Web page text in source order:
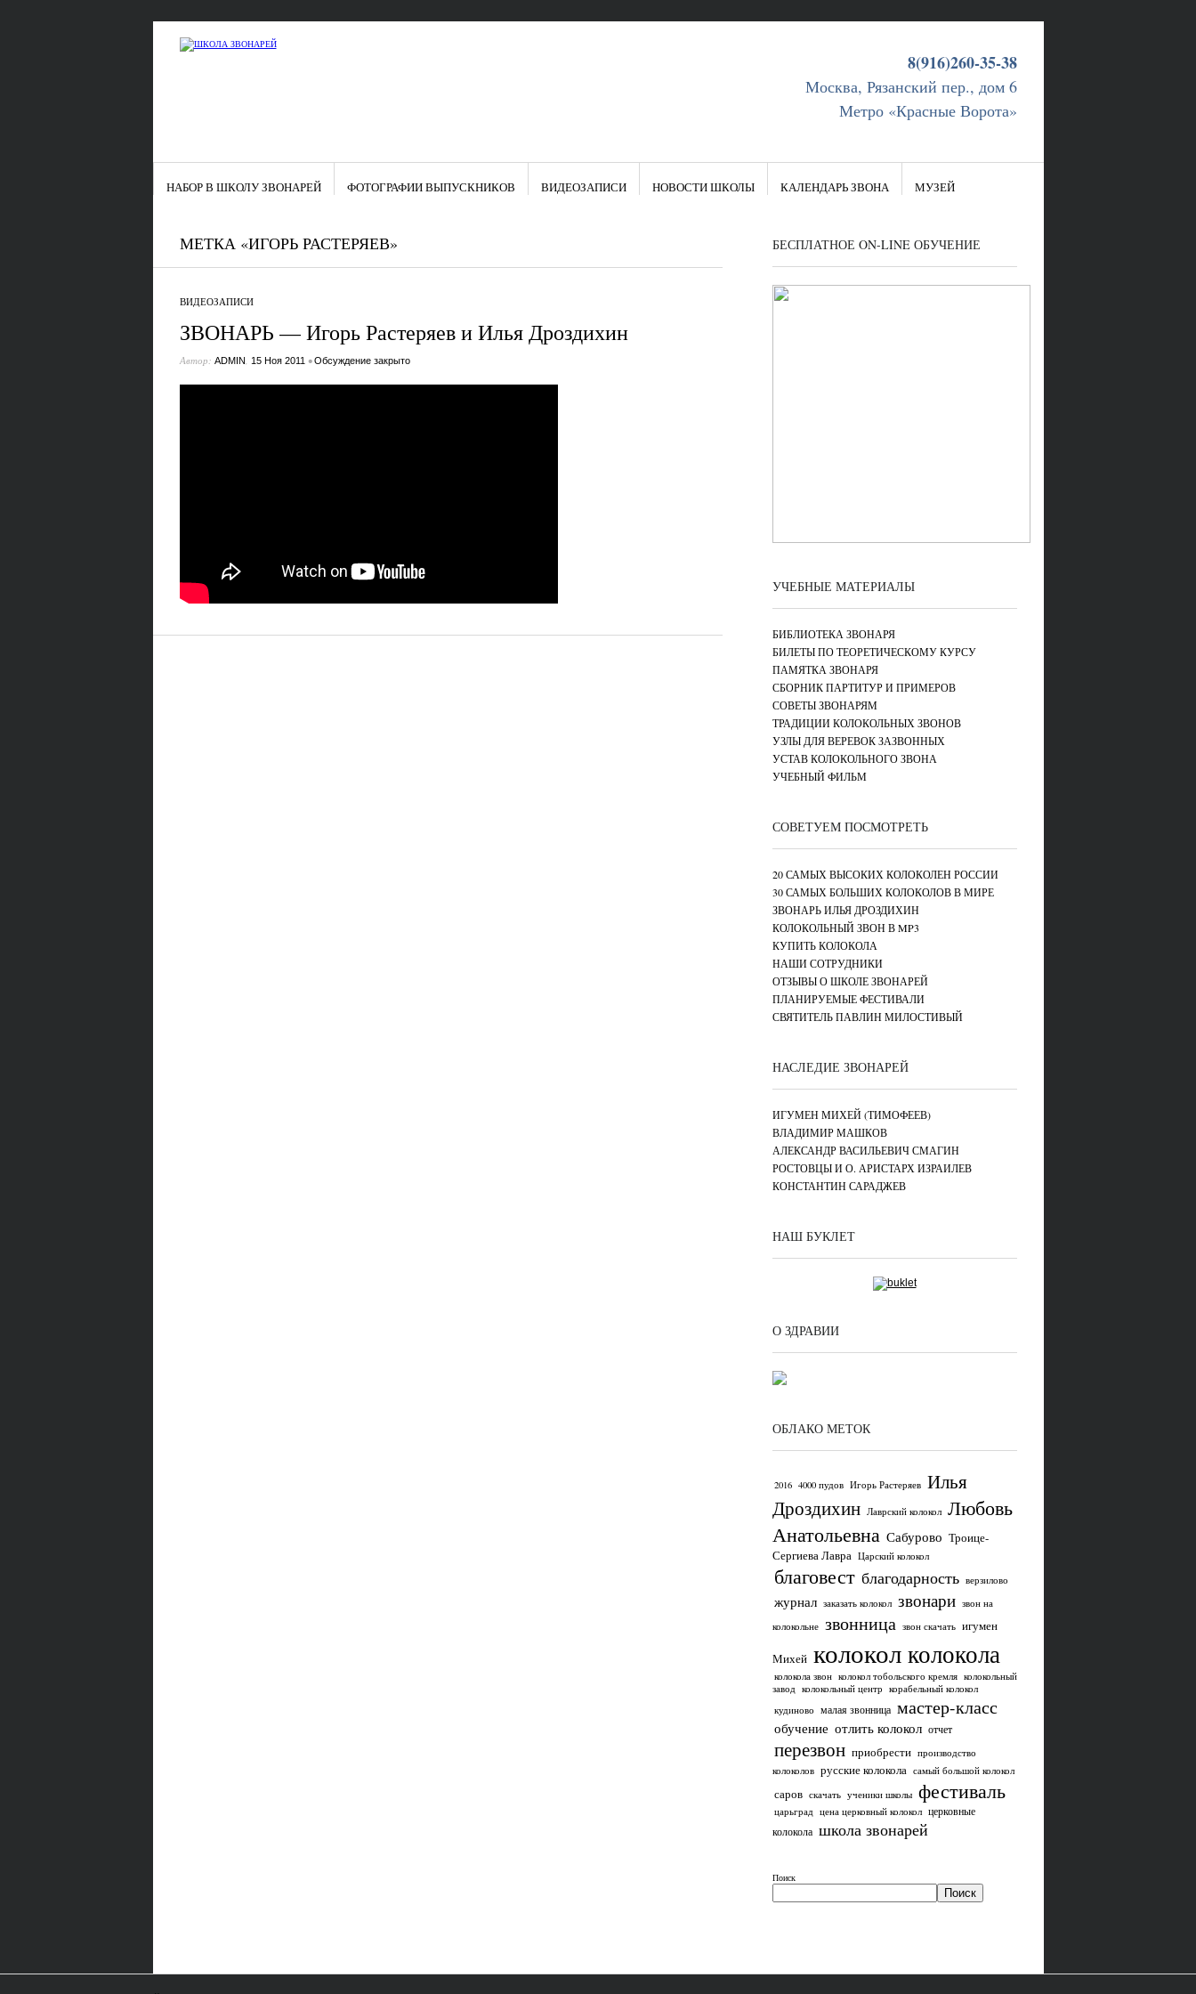
8(916)260-35-38
Москва, Рязанский пер., дом 6
Метро «Красные Ворота»
НАБОР В ШКОЛУ ЗВОНАРЕЙ ФОТОГРАФИИ ВЫПУСКНИКОВ ВИДЕОЗАПИСИ НОВОСТИ ШКОЛЫ КАЛЕНДАРЬ ЗВОНА МУЗЕЙ
МЕТКА «ИГОРЬ РАСТЕРЯЕВ»
ВИДЕОЗАПИСИ
ЗВОНАРЬ — Игорь Растеряев и Илья Дроздихин
Автор: ADMIN, 15 Ноя 2011 •Обсуждение закрыто
БЕСПЛАТНОЕ ON-LINE ОБУЧЕНИЕ
УЧЕБНЫЕ МАТЕРИАЛЫ
БИБЛИОТЕКА ЗВОНАРЯ
БИЛЕТЫ ПО ТЕОРЕТИЧЕСКОМУ КУРСУ
ПАМЯТКА ЗВОНАРЯ
СБОРНИК ПАРТИТУР И ПРИМЕРОВ
СОВЕТЫ ЗВОНАРЯМ
ТРАДИЦИИ КОЛОКОЛЬНЫХ ЗВОНОВ
УЗЛЫ ДЛЯ ВЕРЕВОК ЗАЗВОННЫХ
УСТАВ КОЛОКОЛЬНОГО ЗВОНА
УЧЕБНЫЙ ФИЛЬМ
СОВЕТУЕМ ПОСМОТРЕТЬ
20 САМЫХ ВЫСОКИХ КОЛОКОЛЕН РОССИИ
30 САМЫХ БОЛЬШИХ КОЛОКОЛОВ В МИРЕ
ЗВОНАРЬ ИЛЬЯ ДРОЗДИХИН
КОЛОКОЛЬНЫЙ ЗВОН В MP3
КУПИТЬ КОЛОКОЛА
НАШИ СОТРУДНИКИ
ОТЗЫВЫ О ШКОЛЕ ЗВОНАРЕЙ
ПЛАНИРУЕМЫЕ ФЕСТИВАЛИ
СВЯТИТЕЛЬ ПАВЛИН МИЛОСТИВЫЙ
НАСЛЕДИЕ ЗВОНАРЕЙ
ИГУМЕН МИХЕЙ (ТИМОФЕЕВ)
ВЛАДИМИР МАШКОВ
АЛЕКСАНДР ВАСИЛЬЕВИЧ СМАГИН
РОСТОВЦЫ И О. АРИСТАРХ ИЗРАИЛЕВ
КОНСТАНТИН САРАДЖЕВ
НАШ БУКЛЕТ
О ЗДРАВИИ
ОБЛАКО МЕТОК
2016 4000 пудов Игорь Растеряев Илья
Дроздихин Лаврский колокол Любовь
Анатольевна Сабурово Троице-
Сергиева Лавра Царский колокол
благовест благодарность верзилово
журнал заказать колокол звонари звон на
колокольне звонница звон скачать игумен
Михей колокол колокола
колокола звон колокол тобольского кремля колокольный
завод колокольный центр корабельный колокол
кудиново малая звонница мастер-класс
обучение отлить колокол отчет
перезвон приобрести производство
колоколов русские колокола самый большой колокол
саров скачать ученики школы фестиваль
царьград цена церковный колокол церковные
колокола школа звонарей
Поиск
Поиск